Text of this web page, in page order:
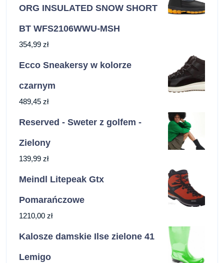
ORG INSULATED SNOW SHORT
BT WFS2106WWU-MSH
354,99 zł
Ecco Sneakersy w kolorze
czarnym
489,45 zł
Reserved - Sweter z golfem -
Zielony
139,99 zł
Meindl Litepeak Gtx
Pomarańczowe
1210,00 zł
Kalosze damskie Ilse zielone 41
Lemigo